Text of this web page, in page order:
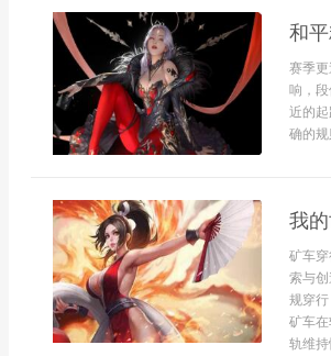
和
赛季
响，
近的
确的
我
矿车
索与
规穿
矿车
轨维